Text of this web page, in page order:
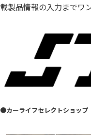
載製品情報の入力までワ
●カーライフセレクトショップ